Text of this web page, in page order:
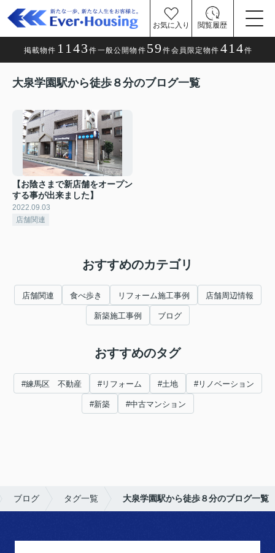
お気に入り 閲覧履歴
掲載物件 1143件一般公開物件 59件会員限定物件 414件
大泉学園駅から徒歩８分のブログ一覧
【お陰さまで新店舗をオープン
する事が出来ました】
2022.09.03
店舗関連
おすすめのカテゴリ
店舗関連 食べ歩き リフォーム施工事例 店舗周辺情報
新築施工事例 ブログ
おすすめのタグ
#練馬区 不動産 #リフォーム #土地 #リノベーション
#新築 #中古マンション
ブログ タグ一覧 大泉学園駅から徒歩８分のブログ一覧